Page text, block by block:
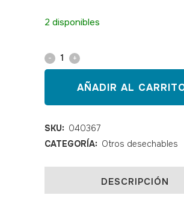
2 disponibles
Torniquete
goma
sin
látex
caja
25
AÑADIR AL
SKU: 040367
CATEGORÍA: Otros desechables
DESCRIPCIÓN